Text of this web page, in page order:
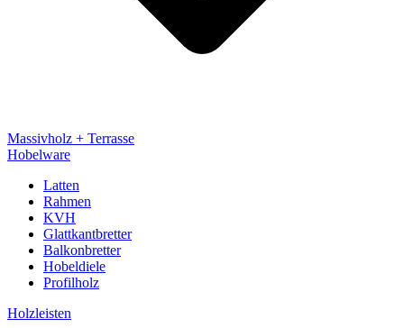
Massivholz + Terrasse
Hobelware
Latten
Rahmen
KVH
Glattkantbretter
Balkonbretter
Hobeldiele
Profilholz
Holzleisten